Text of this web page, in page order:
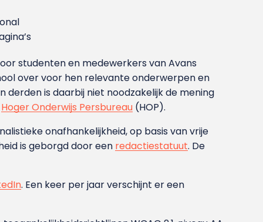
studenten en medewerkers van Avans
over voor hen relevante onderwerpen en
is daarbij niet noodzakelijk de mening
Hoger Onderwijs Persbureau (HOP).
onafhankelijkheid, op basis van vrije
is geborgd door een redactiestatuut. De
. Een keer per jaar verschijnt er een